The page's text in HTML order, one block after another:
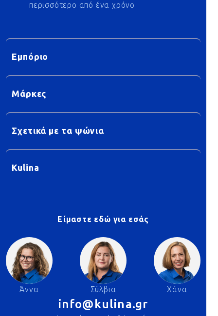
περισσότερο από ένα χρόνο
Εμπόριο
Μάρκες
Σχετικά με τα ψώνια
Kulina
Είμαστε εδώ για εσάς
Άννα Σύλβια Χάνα
info@kulina.gr